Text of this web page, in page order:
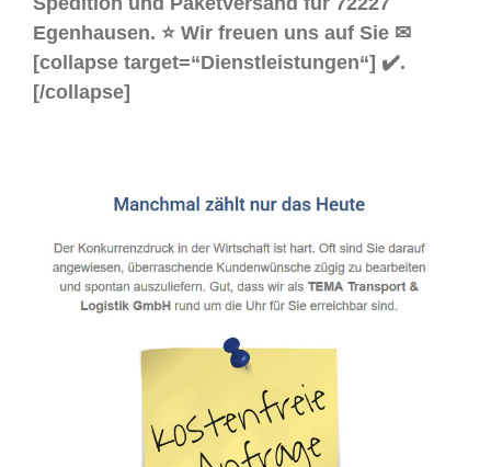
Egenhausen. ⭐ Wir freuen uns auf Sie ✉
[collapse target=“Dienstleistungen“] ✔️.
[/collapse]